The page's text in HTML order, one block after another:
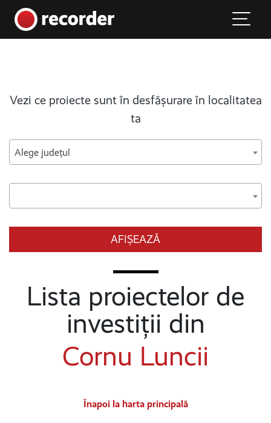
Main Navigation
Vezi ce proiecte sunt în desfășurare în localitatea
ta
Alege județul
AFIȘEAZĂ
Lista proiectelor de
investiții din
Cornu Luncii
Înapoi la harta principală